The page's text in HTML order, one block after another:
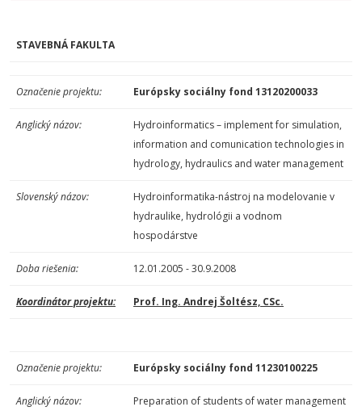
STAVEBNÁ FAKULTA
Označenie projektu: Európsky sociálny fond 13120200033
Anglický názov:
Hydroinformatics – implement for simulation,
information and comunication technologies in
hydrology, hydraulics and water management
Slovenský názov:
Hydroinformatika-nástroj na modelovanie v
hydraulike, hydrológii a vodnom
hospodárstve
Doba riešenia: 12.01.2005 - 30.9.2008
Koordinátor projektu: Prof. Ing. Andrej Šoltész, CSc.
Označenie projektu: Európsky sociálny fond 11230100225
Anglický názov:
Preparation of students of water management